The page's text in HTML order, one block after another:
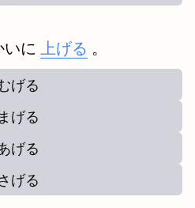
に 上げる 。
げる
まげる
げる
げる